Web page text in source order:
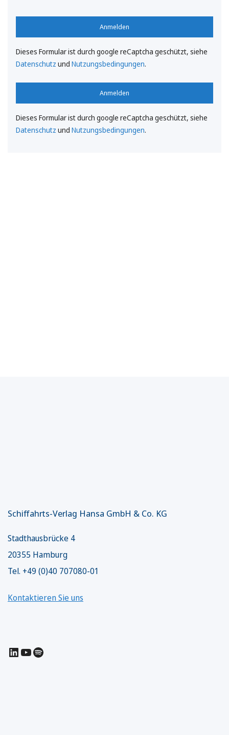
Anmelden
Dieses Formular ist durch google reCaptcha geschützt, siehe
Datenschutz und Nutzungsbedingungen.
Anmelden
Dieses Formular ist durch google reCaptcha geschützt, siehe
Datenschutz und Nutzungsbedingungen.
Schiffahrts-Verlag Hansa GmbH & Co. KG
Stadthausbrücke 4
20355 Hamburg
Tel. +49 (0)40 707080-01
Kontaktieren Sie uns
LinkedIn
YouTube
Spotify